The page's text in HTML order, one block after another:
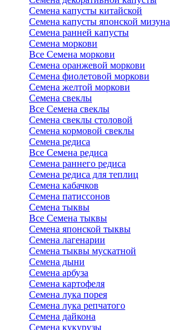
Семена капусты китайской
Семена капусты японской мизуна
Семена ранней капусты
Семена моркови
Все Семена моркови
Семена оранжевой моркови
Семена фиолетовой моркови
Семена желтой моркови
Семена свеклы
Все Семена свеклы
Семена свеклы столовой
Семена кормовой свеклы
Семена редиса
Все Семена редиса
Семена раннего редиса
Семена редиса для теплиц
Семена кабачков
Семена патиссонов
Семена тыквы
Все Семена тыквы
Семена японской тыквы
Семена лагенарии
Семена тыквы мускатной
Семена дыни
Семена арбуза
Семена картофеля
Семена лука порея
Семена лука репчатого
Семена дайкона
Семена кукурузы